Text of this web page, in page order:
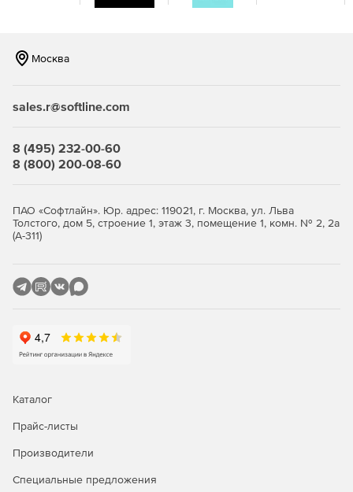
Москва
sales.r@softline.com
8 (495) 232-00-60
8 (800) 200-08-60
ПАО «Софтлайн». Юр. адрес: 119021, г. Москва, ул. Льва
Толстого, дом 5, строение 1, этаж 3, помещение 1, комн. № 2, 2а
(А-311)
Каталог
Прайс-листы
Производители
Специальные предложения